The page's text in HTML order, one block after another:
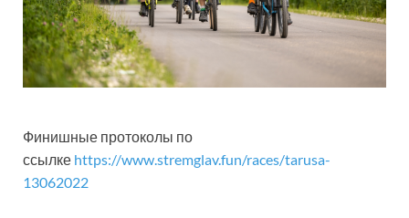
Финишные протоколы по
ссылке https://www.stremglav.fun/races/tarusa-
13062022